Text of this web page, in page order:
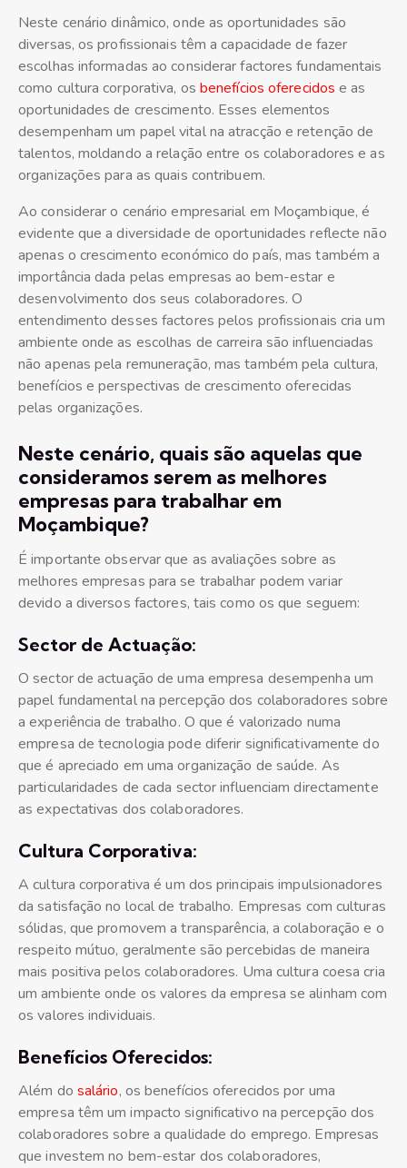
Neste cenário dinâmico, onde as oportunidades são
diversas, os profissionais têm a capacidade de fazer
escolhas informadas ao considerar factores fundamentais
como cultura corporativa, os benefícios oferecidos e as
oportunidades de crescimento. Esses elementos
desempenham um papel vital na atracção e retenção de
talentos, moldando a relação entre os colaboradores e as
organizações para as quais contribuem.
Ao considerar o cenário empresarial em Moçambique, é
evidente que a diversidade de oportunidades reflecte não
apenas o crescimento económico do país, mas também a
importância dada pelas empresas ao bem-estar e
desenvolvimento dos seus colaboradores. O
entendimento desses factores pelos profissionais cria um
ambiente onde as escolhas de carreira são influenciadas
não apenas pela remuneração, mas também pela cultura,
benefícios e perspectivas de crescimento oferecidas
pelas organizações.
Neste cenário, quais são aquelas que
consideramos serem as melhores
empresas para trabalhar em
Moçambique?
É importante observar que as avaliações sobre as
melhores empresas para se trabalhar podem variar
devido a diversos factores, tais como os que seguem:
Sector de Actuação:
O sector de actuação de uma empresa desempenha um
papel fundamental na percepção dos colaboradores sobre
a experiência de trabalho. O que é valorizado numa
empresa de tecnologia pode diferir significativamente do
que é apreciado em uma organização de saúde. As
particularidades de cada sector influenciam directamente
as expectativas dos colaboradores.
Cultura Corporativa:
A cultura corporativa é um dos principais impulsionadores
da satisfação no local de trabalho. Empresas com culturas
sólidas, que promovem a transparência, a colaboração e o
respeito mútuo, geralmente são percebidas de maneira
mais positiva pelos colaboradores. Uma cultura coesa cria
um ambiente onde os valores da empresa se alinham com
os valores individuais.
Benefícios Oferecidos:
Além do salário, os benefícios oferecidos por uma
empresa têm um impacto significativo na percepção dos
colaboradores sobre a qualidade do emprego. Empresas
que investem no bem-estar dos colaboradores,